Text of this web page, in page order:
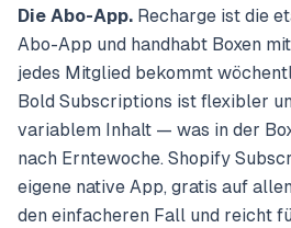
Die Abo-App. Recharge ist die
Abo-App und handhabt Boxen
jedes Mitglied bekommt
Bold Subscriptions ist flexibler
variablem Inhalt — was in der
nach Erntewoche. Shopify
eigene native App, gratis auf
den einfacheren Fall und reicht